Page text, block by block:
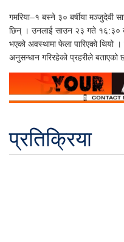
गमरिया–१ बस्ने ३० बर्षीया मञ्जुदेवी
छिन् । उनलाई साउन २३ गते १६:३०
भएको अवस्थामा फेला पारिएको थियो
अनुसन्धान गरिरहेको प्रहरीले बताएको
प्रतिक्रिया